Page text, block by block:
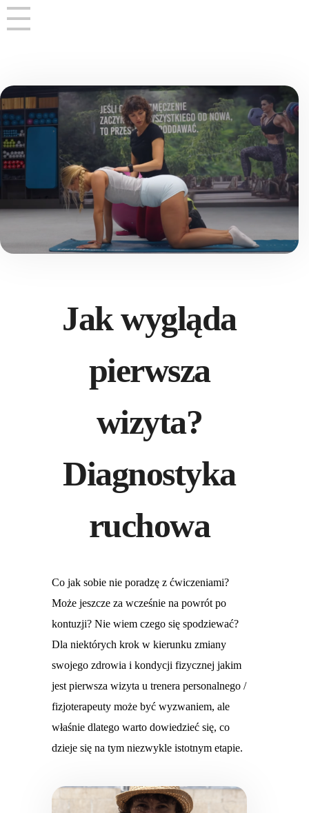
Jak wygląda
pierwsza
wizyta?
Diagnostyka
ruchowa
Co jak sobie nie poradzę z ćwiczeniami?
Może jeszcze za wcześnie na powrót po
kontuzji? Nie wiem czego się spodziewać?
Dla niektórych krok w kierunku zmiany
swojego zdrowia i kondycji fizycznej jakim
jest pierwsza wizyta u trenera personalnego /
fizjoterapeuty może być wyzwaniem, ale
właśnie dlatego warto dowiedzieć się, co
dzieje się na tym niezwykle istotnym etapie.